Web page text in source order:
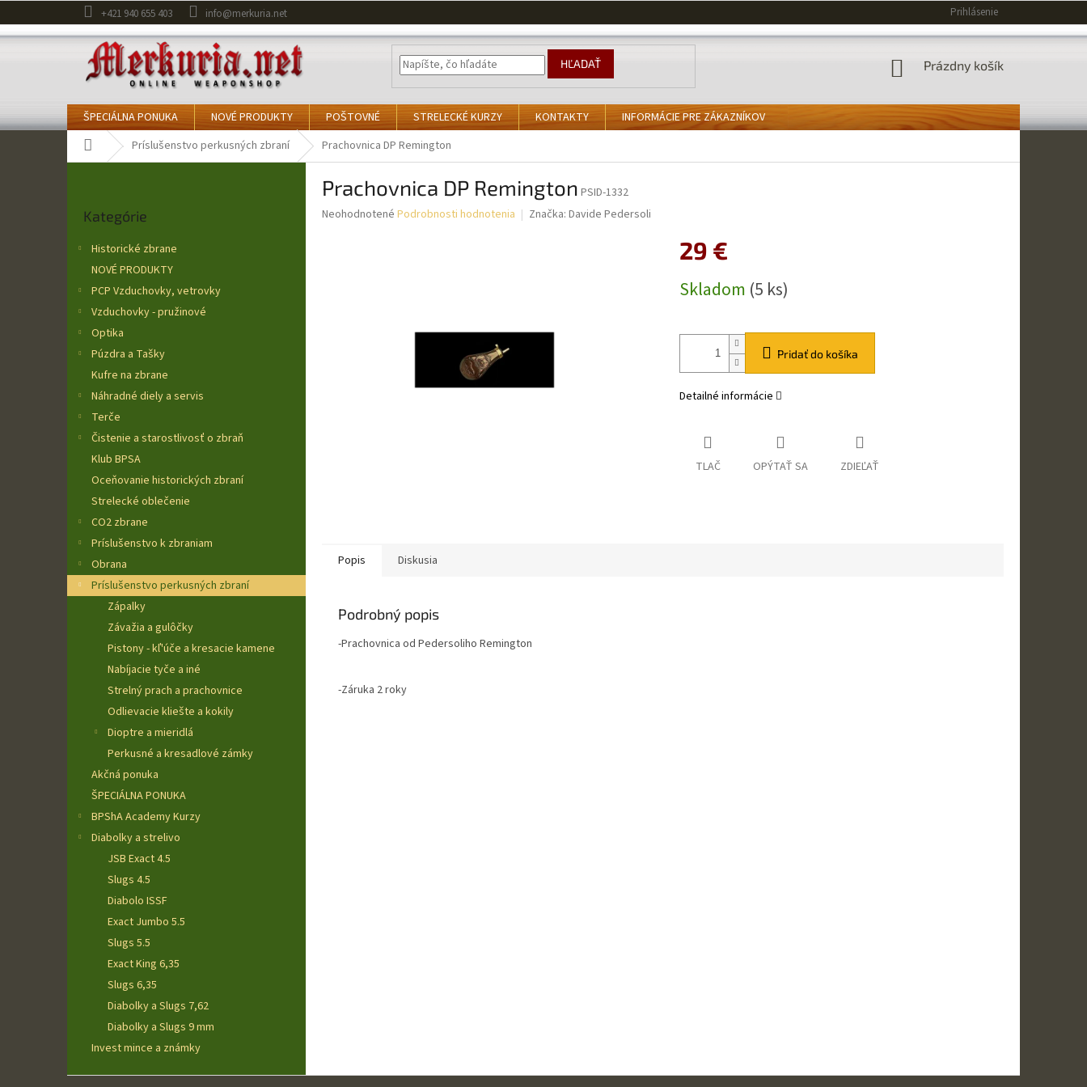
na
obsah
+421 940 655 403 info@merkuria.net Prihlásenie
HĽADAŤ
NÁKUPNÝ
Prázdny košík
ŠPECIÁLNA PONUKA NOVÉ PRODUKTY POŠTOVNÉ STRELECKÉ KURZY KONTAKTY
INFORMÁCIE PRE ZÁKAZNÍKOV
DomovPríslušenstvo perkusných zbraní Prachovnica DP Remington
kategórie
Kategórie
Historické zbrane
NOVÉ PRODUKTY
PCP Vzduchovky, vetrovky
Vzduchovky - pružinové
Optika
Púzdra a Tašky
Kufre na zbrane
Náhradné diely a servis
Terče
Čistenie a starostlivosť o zbraň
Klub BPSA
Oceňovanie historických zbraní
Strelecké oblečenie
CO2 zbrane
Príslušenstvo k zbraniam
Obrana
Príslušenstvo perkusných zbraní
Zápalky
Závažia a gulôčky
Pistony - kľ'úče a kresacie kamene
Nabíjacie tyče a iné
Strelný prach a prachovnice
Odlievacie kliešte a kokily
Dioptre a mieridlá
Perkusné a kresadlové zámky
Akčná ponuka
ŠPECIÁLNA PONUKA
BPShA Academy Kurzy
Diabolky a strelivo
JSB Exact 4.5
Slugs 4.5
Diabolo ISSF
Exact Jumbo 5.5
Slugs 5.5
Exact King 6,35
Slugs 6,35
Diabolky a Slugs 7,62
Diabolky a Slugs 9 mm
Invest mince a známky
Prachovnica DP Remington PSID-1332
Priemerné
Neohodnotené Podrobnosti hodnotenia Značka: Davide Pedersoli
29 €
cena:
Skladom (5 ks)
Pridať do košíka
Detailné informácie
TLAČ OPÝTAŤ SA ZDIEĽAŤ
Popis Diskusia
Podrobný popis
-Prachovnica od Pedersoliho Remington
-Záruka 2 roky